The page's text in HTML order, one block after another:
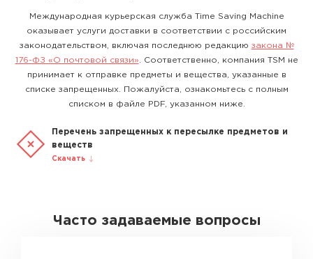
Международная курьерская служба Time Saving Machine
оказывает услуги доставки в соответствии с российским
законодательством, включая последнюю редакцию закона №
176-ФЗ «О почтовой связи» . Соответственно, компания TSM не
принимает к отправке предметы и вещества, указанные в
списке запрещенных. Пожалуйста, ознакомьтесь с полным
списком в файле PDF, указанном ниже.
Перечень запрещенных к пересылке предметов и
веществ
Скачать
Часто задаваемые вопросы